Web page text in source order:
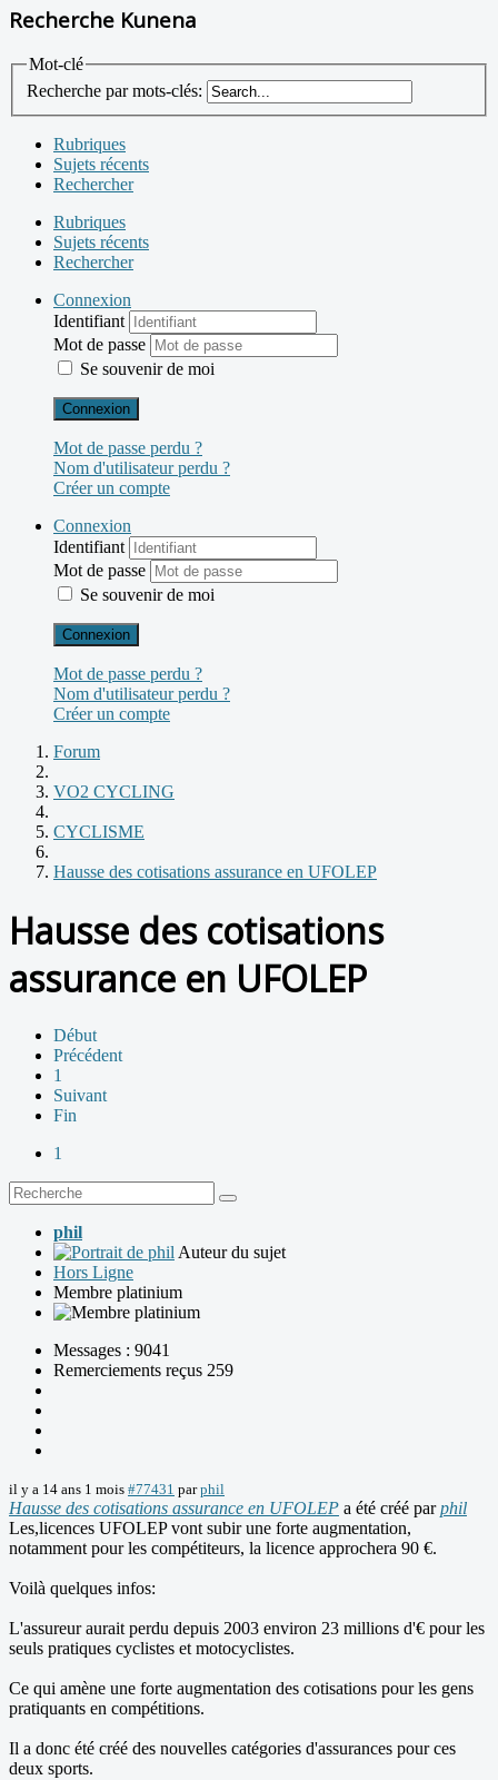
Recherche Kunena
Mot-clé
Recherche par mots-clés:
Rubriques
Sujets récents
Rechercher
Rubriques
Sujets récents
Rechercher
Connexion
Identifiant
Mot de passe
Se souvenir de moi
Connexion
Mot de passe perdu ?
Nom d'utilisateur perdu ?
Créer un compte
Connexion
Identifiant
Mot de passe
Se souvenir de moi
Connexion
Mot de passe perdu ?
Nom d'utilisateur perdu ?
Créer un compte
Forum
VO2 CYCLING
CYCLISME
Hausse des cotisations assurance en UFOLEP
Hausse des cotisations
assurance en UFOLEP
Début
Précédent
1
Suivant
Fin
1
phil
Auteur du sujet
Hors Ligne
Membre platinium
Messages : 9041
Remerciements reçus 259
il y a 14 ans 1 mois #77431 parphil
Hausse des cotisations assurance en UFOLEP a été créé parphil
Les,licences UFOLEP vont subir une forte augmentation,
notamment pour les compétiteurs, la licence approchera 90 €.
Voilà quelques infos:
L'assureur aurait perdu depuis 2003 environ 23 millions d'€ pour les
seuls pratiques cyclistes et motocyclistes.
Ce qui amène une forte augmentation des cotisations pour les gens
pratiquants en compétitions.
Il a donc été créé des nouvelles catégories d'assurances pour ces
deux sports.